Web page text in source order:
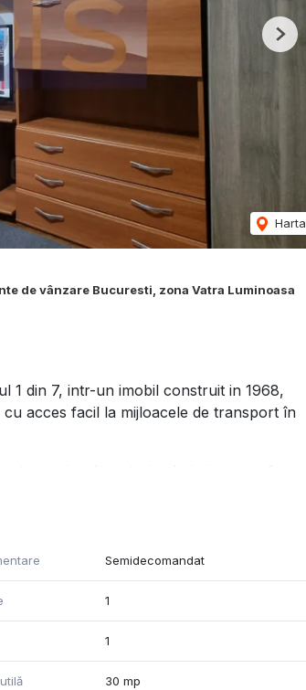
Harta
Next
de vânzare Bucuresti, zona Vatra Luminoasa
1 din 7, intr-un imobil construit in 1968,
acces facil la mijloacele de transport în
în căutarea confortului și intimității.
Semidecomandat
1
1
30 mp